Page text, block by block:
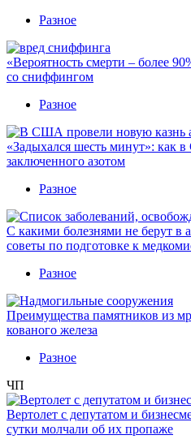
Разное
«Вероятность смерти – более
со сниффингом
Разное
«Задыхался шесть минут»: как
заключенного азотом
Разное
С какими болезнями не берут в
советы по подготовке к
Разное
Преимущества памятников из
кованого железа
Разное
ЧП
Вертолет с депутатом и
сутки молчали об их пропаже